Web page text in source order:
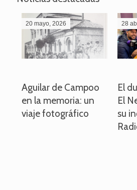
20 mayo, 2026
Aguilar de Campoo
en la memoria: un
viaje fotográfico
28
El
El
su